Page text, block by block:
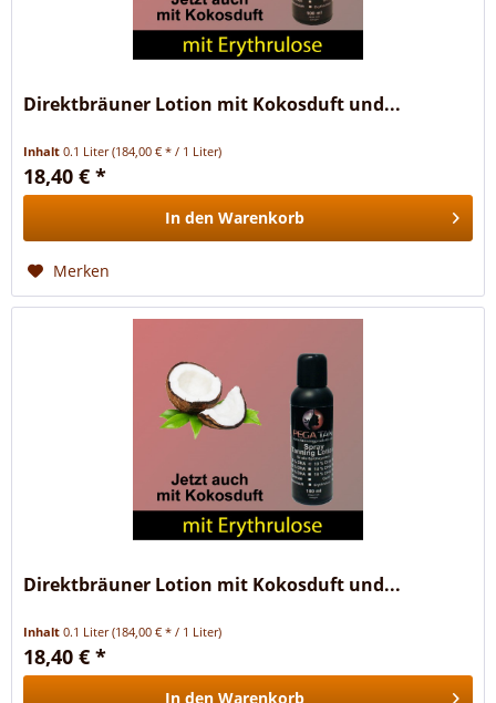
Direktbräuner Lotion mit Kokosduft und...
Inhalt0.1 Liter(184,00 € * / 1 Liter)
18,40 € *
In den Warenkorb
Merken
Direktbräuner Lotion mit Kokosduft und...
Inhalt0.1 Liter(184,00 € * / 1 Liter)
18,40 € *
In den Warenkorb